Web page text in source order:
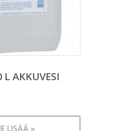
L AKKUVESI
LISÄÄ »